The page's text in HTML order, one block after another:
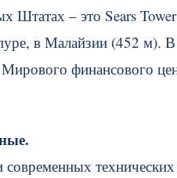
Штатах – это Sears
в Малайзии (452 м). В
Мирового финансового
современных